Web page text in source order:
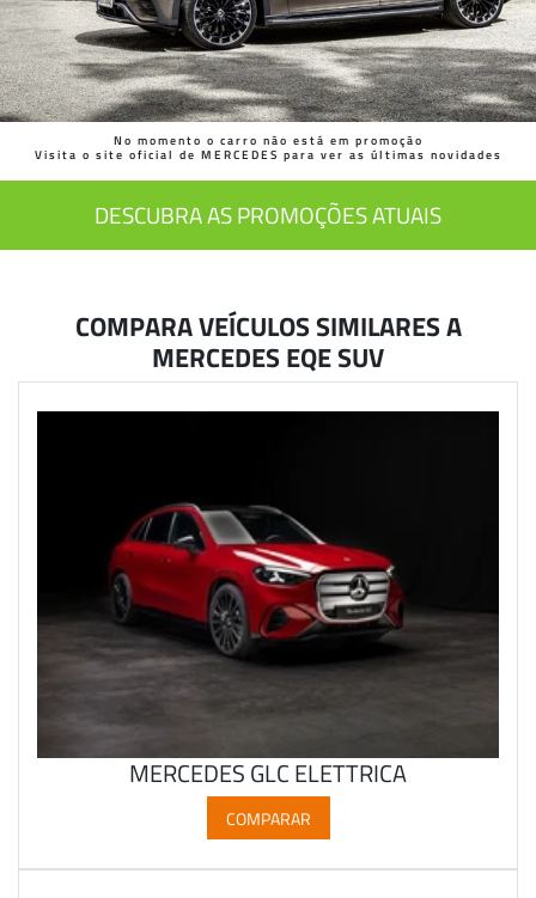
No momento o carro não está em promoção
Visita o site oficial de MERCEDES para ver as últimas novidades
DESCUBRA AS PROMOÇÕES ATUAIS
COMPARA VEÍCULOS SIMILARES A
MERCEDES EQE SUV
MERCEDES GLC ELETTRICA
COMPARAR